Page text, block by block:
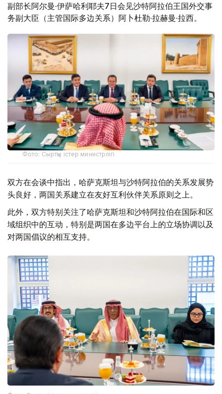
副部长阿尔曼·伊萨哈利耶夫7日会见沙特阿拉伯王国外交事
务副大臣（主管国际多边关系）阿卜杜勒·拉赫曼·拉西。
Фото: Сыртқы істер министрлігі
双方在会谈中指出，哈萨克斯坦与沙特阿拉伯的关系发展势
头良好，两国关系建立在友好互利伙伴关系原则之上。
此外，双方特别关注了哈萨克斯坦和沙特阿拉伯在国际和区
域组织中的互动，特别是两国在多边平台上的立场协调以及
对两国倡议的相互支持。